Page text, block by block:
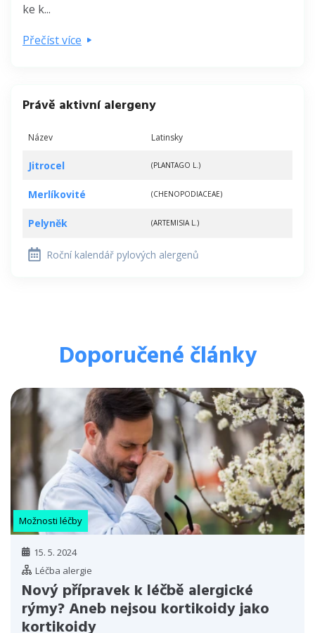
ke k...
Přečíst více
Právě aktivní alergeny
Název Latinsky
Jitrocel (PLANTAGO L.)
Merlíkovité (CHENOPODIACEAE)
Pelyněk (ARTEMISIA L.)
Roční kalendář pylových alergenů
Doporučené články
Možnosti léčby
15. 5. 2024
Léčba alergie
Nový přípravek k léčbě alergické
rýmy? Aneb nejsou kortikoidy jako
kortikoidy